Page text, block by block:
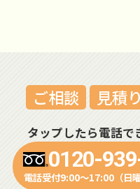
ご相談 見積り
タップしたら電話で
0120-
電話受付9:00～17:00（日曜